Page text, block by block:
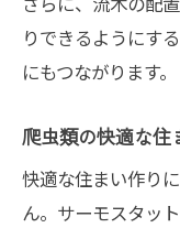
りできるようにす
にもつながります。
爬虫類の快適な住
快適な住まい作り
ん。サーモスタッ